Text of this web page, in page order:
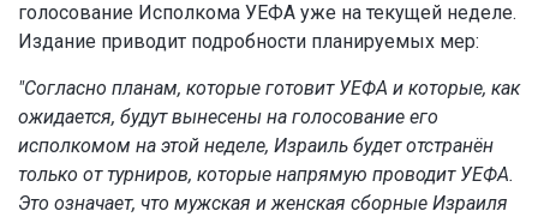
голосование Исполкома УЕФА уже на текущей неделе.
Издание приводит подробности планируемых мер:
"Согласно планам, которые готовит УЕФА и которые, как
ожидается, будут вынесены на голосование его
исполкомом на этой неделе, Израиль будет отстранён
только от турниров, которые напрямую проводит УЕФА.
Это означает, что мужская и женская сборные Израиля